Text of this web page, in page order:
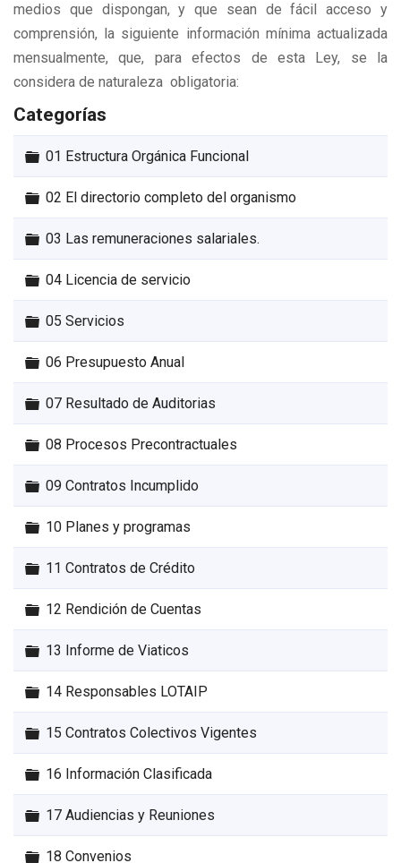
medios que dispongan, y que sean de fácil acceso y
comprensión, la siguiente información mínima actualizada
mensualmente, que, para efectos de esta Ley, se la
considera de naturaleza obligatoria:
Categorías
Carpeta
01 Estructura Orgánica Funcional
Carpeta
02 El directorio completo del organismo
Carpeta
03 Las remuneraciones salariales.
Carpeta
04 Licencia de servicio
Carpeta
05 Servicios
Carpeta
06 Presupuesto Anual
Carpeta
07 Resultado de Auditorias
Carpeta
08 Procesos Precontractuales
Carpeta
09 Contratos Incumplido
Carpeta
10 Planes y programas
Carpeta
11 Contratos de Crédito
Carpeta
12 Rendición de Cuentas
Carpeta
13 Informe de Viaticos
Carpeta
14 Responsables LOTAIP
Carpeta
15 Contratos Colectivos Vigentes
Carpeta
16 Información Clasificada
Carpeta
17 Audiencias y Reuniones
Carpeta
18 Convenios